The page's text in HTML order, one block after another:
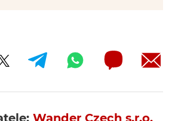
Wander Czech s.r.o.